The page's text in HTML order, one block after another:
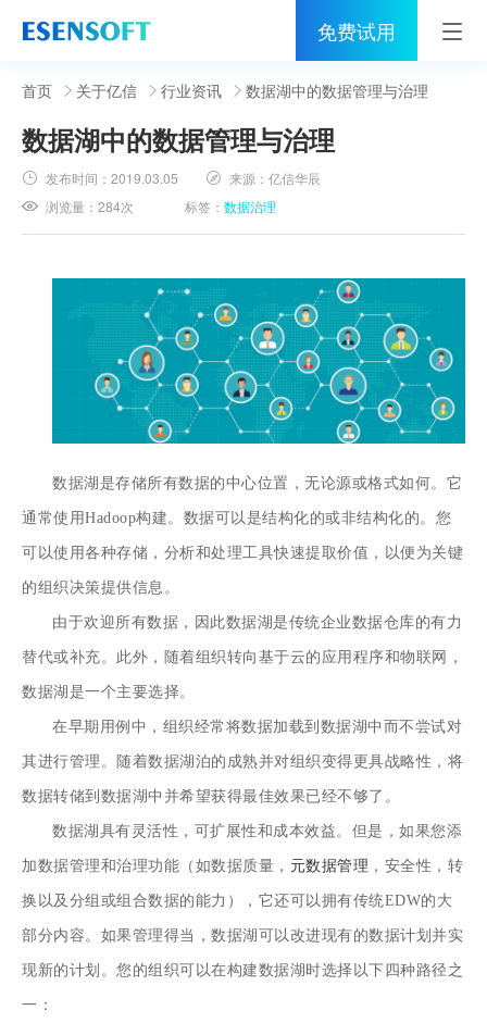
免费试用
首页
睿治
解决方案
伙伴
400-0011-866
首页 关于亿信 行业资讯 数据湖中的数据管理与治理
数据湖中的数据管理与治理
发布时间：2019.03.05 来源：亿信华辰
浏览量：284次 标签：数据治理
数据湖是存储所有数据的中心位置，无论源或格式如何。它
通常使用Hadoop构建。数据可以是结构化的或非结构化的。您
可以使用各种存储，分析和处理工具快速提取价值，以便为关键
的组织决策提供信息。
由于欢迎所有数据，因此数据湖是传统企业数据仓库的有力
替代或补充。此外，随着组织转向基于云的应用程序和物联网，
数据湖是一个主要选择。
在早期用例中，组织经常将数据加载到数据湖中而不尝试对
其进行管理。随着数据湖泊的成熟并对组织变得更具战略性，将
数据转储到数据湖中并希望获得最佳效果已经不够了。
数据湖具有灵活性，可扩展性和成本效益。但是，如果您添
加数据管理和治理功能（如数据质量， 元数据管理 ，安全性，转
换以及分组或组合数据的能力），它还可以拥有传统EDW的大
部分内容。如果管理得当，数据湖可以改进现有的数据计划并实
现新的计划。您的组织可以在构建数据湖时选择以下四种路径之
一：